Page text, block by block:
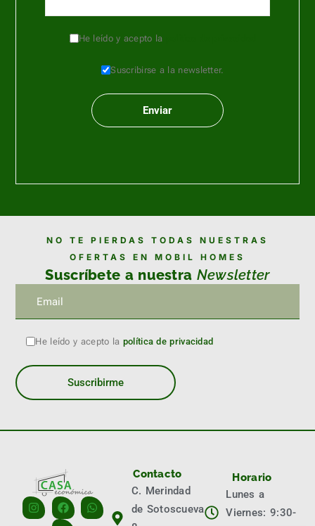
He leído y acepto la
Suscribirse a la newsletter.
NO TE PIERDAS TODAS NUESTRAS
OFERTAS EN MOBIL HOMES
Suscríbete a nuestra Newsletter
He leído y acepto la política de privacidad
Contacto
C. Merindad
de Sotoscueva
Horario
Lunes a
Viernes: 9:30-